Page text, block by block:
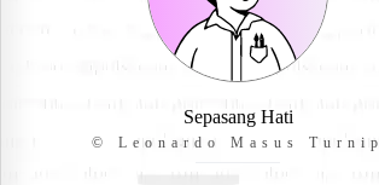
Sepasang Hati
© Leonardo Masus Turnip